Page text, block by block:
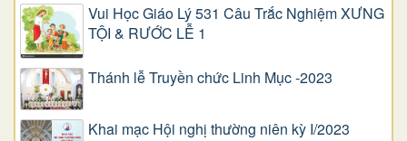
Vui Học Giáo Lý 531 Câu Trắc Nghiệm XƯNG
TỘI & RƯỚC LỄ 1
Thánh lễ Truyền chức Linh Mục -2023
Khai mạc Hội nghị thường niên kỳ I/2023